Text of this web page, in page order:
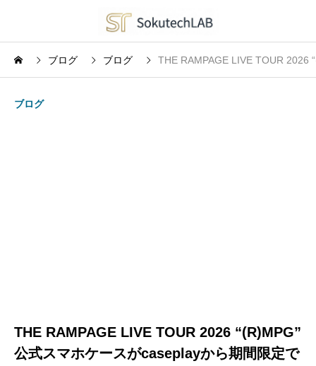
ブログ ブログ THE RAMPAGE LIVE TOUR 2026
ブログ
THE RAMPAGE LIVE TOUR 2026 “(R)MPG”
公式スマホケースがcaseplayから期間限定で